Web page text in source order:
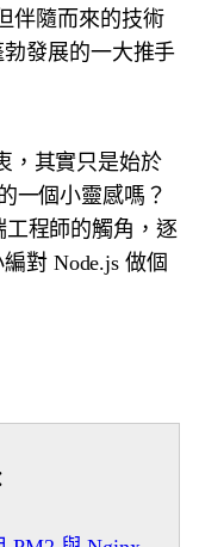
伴隨而來的技術
發展的一大推手
， 其實只是始於
一個小靈感嗎 ？
工程師的觸角，逐
對 Node.js 做個